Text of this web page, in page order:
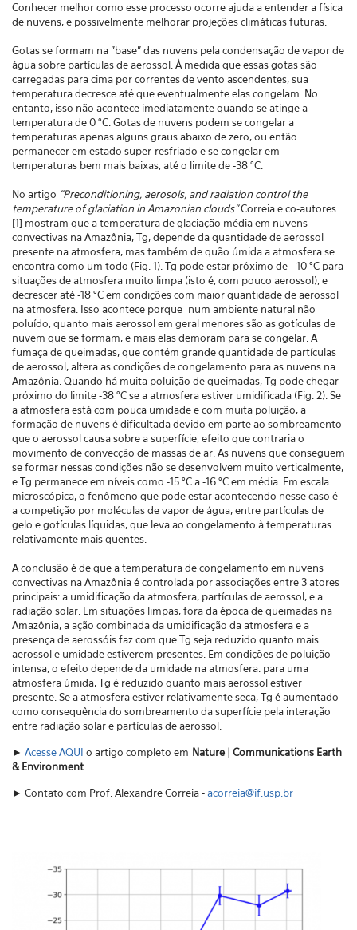
Conhecer melhor como esse processo ocorre ajuda a entender a física
de nuvens, e possivelmente melhorar projeções climáticas futuras.
Gotas se formam na "base" das nuvens pela condensação de vapor de
água sobre partículas de aerossol. À medida que essas gotas são
carregadas para cima por correntes de vento ascendentes, sua
temperatura decresce até que eventualmente elas congelam. No
entanto, isso não acontece imediatamente quando se atinge a
temperatura de 0 °C. Gotas de nuvens podem se congelar a
temperaturas apenas alguns graus abaixo de zero, ou então
permanecer em estado super-resfriado e se congelar em
temperaturas bem mais baixas, até o limite de -38 °C.
No artigo "Preconditioning, aerosols, and radiation control the
temperature of glaciation in Amazonian clouds"Correia e co-autores
[1] mostram que a temperatura de glaciação média em nuvens
convectivas na Amazônia, Tg, depende da quantidade de aerossol
presente na atmosfera, mas também de quão úmida a atmosfera se
encontra como um todo (Fig. 1). Tg pode estar próximo de -10 °C para
situações de atmosfera muito limpa (isto é, com pouco aerossol), e
decrescer até -18 °C em condições com maior quantidade de aerossol
na atmosfera. Isso acontece porque num ambiente natural não
poluído, quanto mais aerossol em geral menores são as gotículas de
nuvem que se formam, e mais elas demoram para se congelar. A
fumaça de queimadas, que contém grande quantidade de partículas
de aerossol, altera as condições de congelamento para as nuvens na
Amazônia. Quando há muita poluição de queimadas, Tg pode chegar
próximo do limite -38 °C se a atmosfera estiver umidificada (Fig. 2). Se
a atmosfera está com pouca umidade e com muita poluição, a
formação de nuvens é dificultada devido em parte ao sombreamento
que o aerossol causa sobre a superfície, efeito que contraria o
movimento de convecção de massas de ar. As nuvens que conseguem
se formar nessas condições não se desenvolvem muito verticalmente,
e Tg permanece em níveis como -15 °C a -16 °C em média. Em escala
microscópica, o fenômeno que pode estar acontecendo nesse caso é
a competição por moléculas de vapor de água, entre partículas de
gelo e gotículas líquidas, que leva ao congelamento à temperaturas
relativamente mais quentes.
A conclusão é de que a temperatura de congelamento em nuvens
convectivas na Amazônia é controlada por associações entre 3 atores
principais: a umidificação da atmosfera, partículas de aerossol, e a
radiação solar. Em situações limpas, fora da época de queimadas na
Amazônia, a ação combinada da umidificação da atmosfera e a
presença de aerossóis faz com que Tg seja reduzido quanto mais
aerossol e umidade estiverem presentes. Em condições de poluição
intensa, o efeito depende da umidade na atmosfera: para uma
atmosfera úmida, Tg é reduzido quanto mais aerossol estiver
presente. Se a atmosfera estiver relativamente seca, Tg é aumentado
como consequência do sombreamento da superfície pela interação
entre radiação solar e partículas de aerossol.
► Acesse AQUI o artigo completo em Nature | Communications Earth
& Environment
► Contato com Prof. Alexandre Correia -acorreia@if.usp.br